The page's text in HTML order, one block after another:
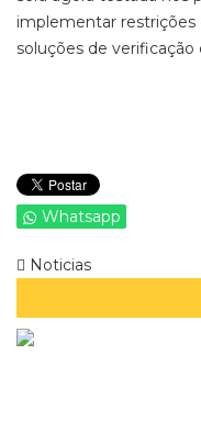
implementar restrições
soluções de verificação
Whatsapp
Noticias